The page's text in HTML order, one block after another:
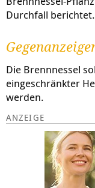
Durchfall berichtet.
Die Brennnessel
eingeschränkter
werden.